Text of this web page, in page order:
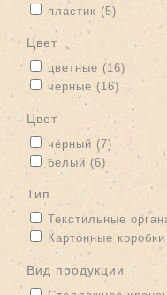
Apply пластик filter
пластик (5)
цвет
Apply цветные filter
цветные (16) Apply
Apply черные filter
черные (16) Apply
цвет
Apply чёрный filter
чёрный (7)
Apply белый filter
белый (6) Apply
тип
Apply Текстильные
Текстильные
Apply Картонные
Картонные
вид продукции